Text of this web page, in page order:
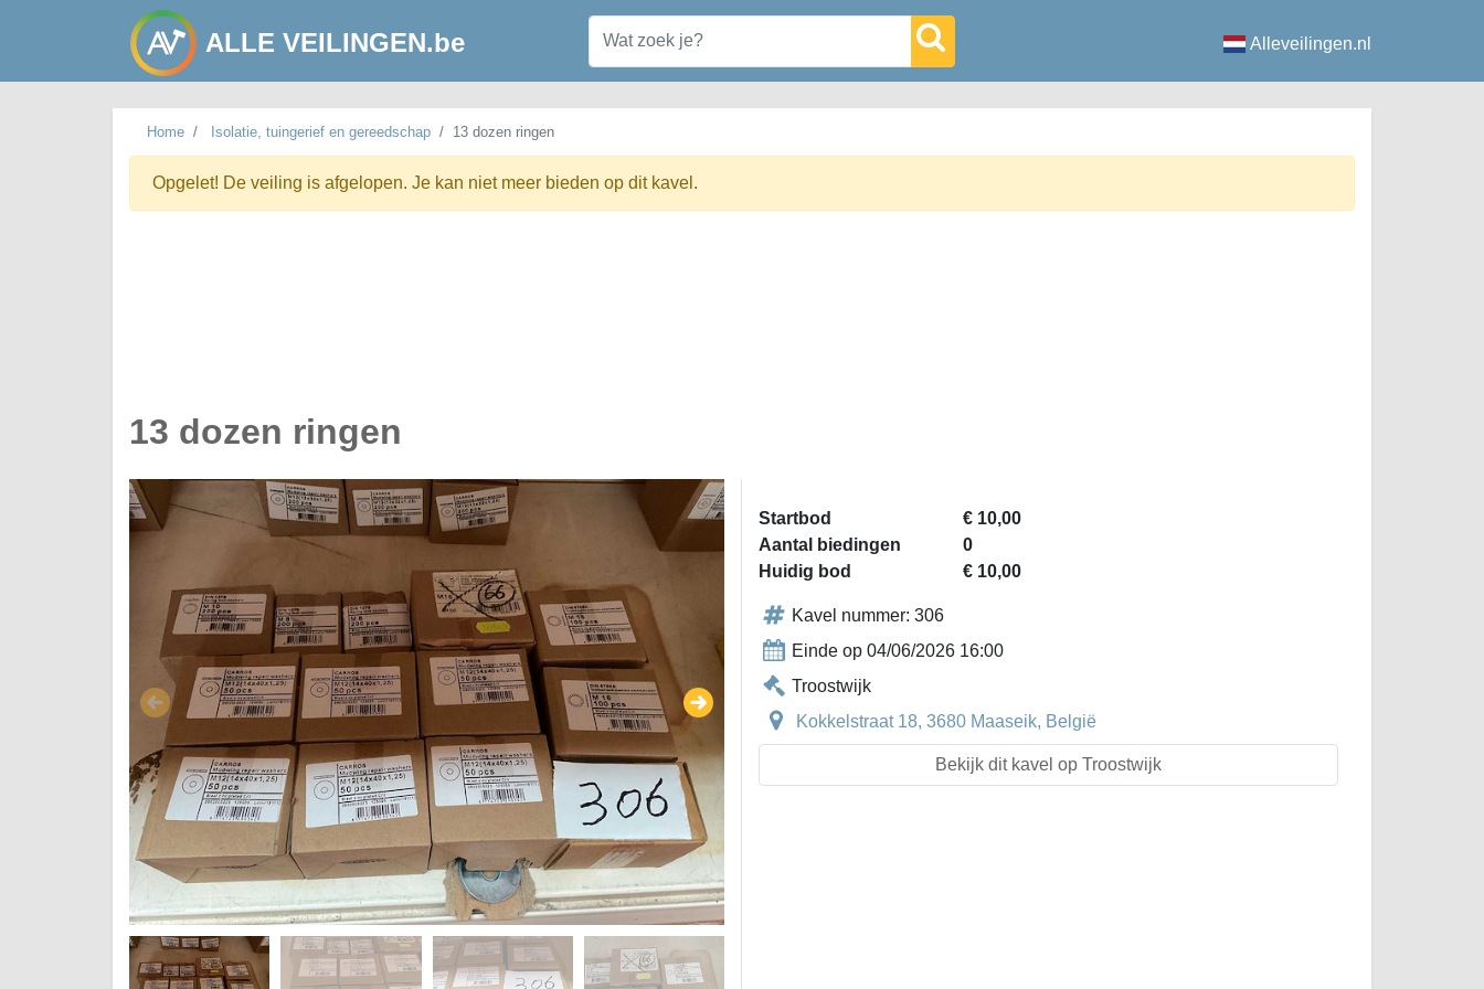
ALLE VEILINGEN.be Alleveilingen.nl
Home Isolatie, tuingerief en gereedschap 13 dozen ringen
Opgelet! De veiling is afgelopen. Je kan niet meer bieden op dit kavel.
13 dozen ringen
Startbod
€ 10,00
Aantal biedingen
0
Huidig bod
€ 10,00
Kavel nummer: 306
Einde op 04/06/2026 16:00
Troostwijk
Kokkelstraat 18, 3680 Maaseik, België
Bekijk dit kavel op Troostwijk